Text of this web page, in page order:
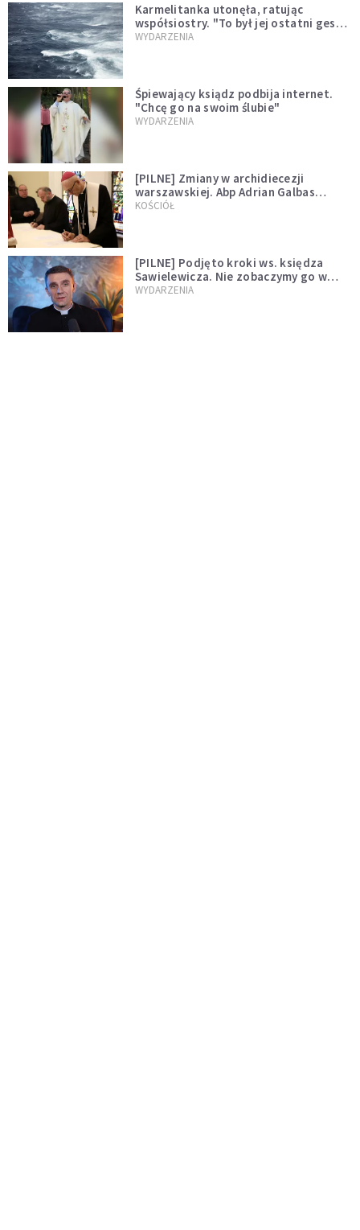
Karmelitanka utonęła, ratując
współsiostry. "To był jej ostatni gest
miłości"
WYDARZENIA
Śpiewający ksiądz podbija internet.
"Chcę go na swoim ślubie"
WYDARZENIA
[PILNE] Zmiany w archidiecezji
warszawskiej. Abp Adrian Galbas
wręczył dekrety nowym proboszczom
KOŚCIÓŁ
[PILNE] Podjęto kroki ws. księdza
Sawielewicza. Nie zobaczymy go w
mediach
WYDARZENIA